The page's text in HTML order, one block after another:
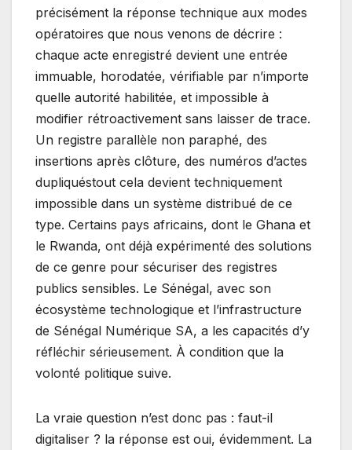
précisément la réponse technique aux modes
opératoires que nous venons de décrire :
chaque acte enregistré devient une entrée
immuable, horodatée, vérifiable par n’importe
quelle autorité habilitée, et impossible à
modifier rétroactivement sans laisser de trace.
Un registre parallèle non paraphé, des
insertions après clôture, des numéros d’actes
dupliquéstout cela devient techniquement
impossible dans un système distribué de ce
type. Certains pays africains, dont le Ghana et
le Rwanda, ont déjà expérimenté des solutions
de ce genre pour sécuriser des registres
publics sensibles. Le Sénégal, avec son
écosystème technologique et l’infrastructure
de Sénégal Numérique SA, a les capacités d’y
réfléchir sérieusement. À condition que la
volonté politique suive.
La vraie question n’est donc pas : faut-il
digitaliser ? la réponse est oui, évidemment. La